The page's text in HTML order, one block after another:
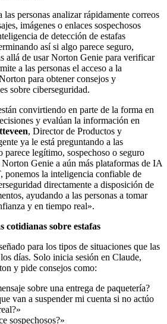
personas analizar rápidamente correos
imágenes o enlaces sospechosos
de detección de estafas
así si algo parece seguro,
allá de usar Norton Genie para verificar
a las personas el acceso a la
para obtener consejos y
sobre ciberseguridad.
convirtiendo en parte de la forma en
y evalúan la información en
, Director de Productos y
ya le está preguntando a las
parece legítimo, sospechoso o seguro
Genie a aún más plataformas de IA
ponemos la inteligencia confiable de
directamente a disposición de
ayudando a las personas a tomar
y en tiempo real».
cotidianas sobre estafas
para los tipos de situaciones que las
días. Solo inicia sesión en Claude,
y pide consejos como:
sobre una entrega de paquetería?
van a suspender mi cuenta si no actúo
sospechosos?»